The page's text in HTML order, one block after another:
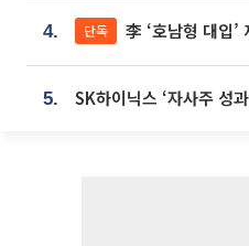
4. 단독 李 ‘호남형 대입’ 제안에 교
5.